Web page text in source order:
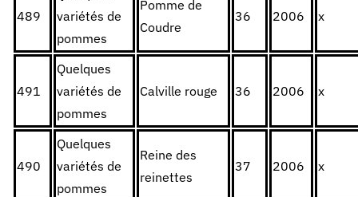
489
variétés de
pommes
Pomme de
Coudre
36 2006 x
491
Quelques
variétés de
pommes
Calville rouge 36 2006 x
490
Quelques
variétés de
pommes
Reine des
reinettes
37 2006 x